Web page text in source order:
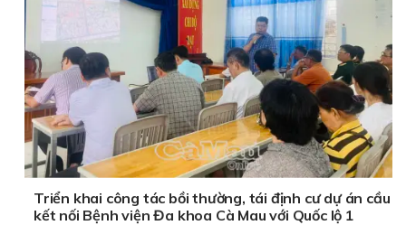
Triển khai công tác bồi thường, tái định cư dự án cầu
kết nối Bệnh viện Đa khoa Cà Mau với Quốc lộ 1